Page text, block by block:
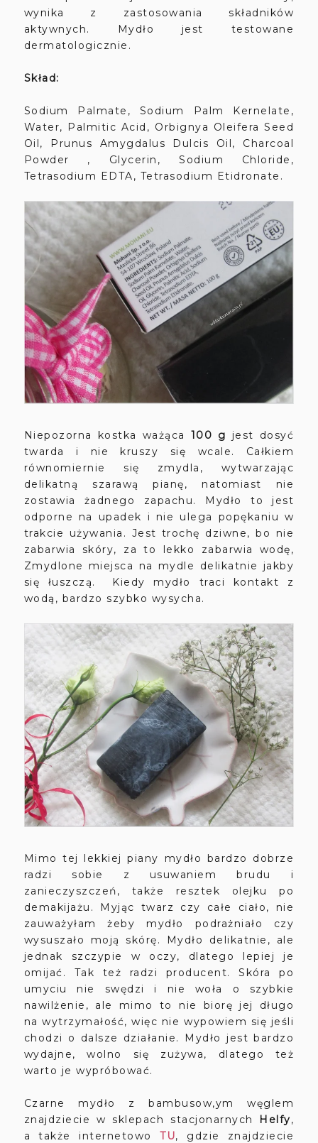
wynika z zastosowania składników
aktywnych.
Mydło jest testowane
dermatologicznie.
Skład:
Sodium Palmate, Sodium Palm Kernelate,
Water, Palmitic Acid, Orbignya Oleifera Seed
Oil, Prunus Amygdalus Dulcis Oil, Charcoal
Powder , Glycerin, Sodium Chloride,
Tetrasodium EDTA, Tetrasodium Etidronate.
Niepozorna kostka ważąca 100 g jest dosyć
twarda i nie kruszy się wcale. Całkiem
równomiernie się zmydla, wytwarzając
delikatną szarawą pianę, natomiast nie
zostawia żadnego zapachu. Mydło to jest
odporne na upadek i nie ulega popękaniu w
trakcie używania. Jest trochę dziwne, bo nie
zabarwia skóry, za to lekko zabarwia wodę,
Zmydlone miejsca na mydle delikatnie jakby
się łuszczą. Kiedy mydło traci kontakt z
wodą, bardzo szybko wysycha.
Mimo tej lekkiej piany mydło bardzo dobrze
radzi sobie z usuwaniem brudu i
zanieczyszczeń, także resztek olejku po
demakijażu. Myjąc twarz czy całe ciało, nie
zauważyłam żeby mydło podrażniało czy
wysuszało moją skórę. Mydło delikatnie, ale
jednak szczypie w oczy, dlatego lepiej je
omijać. Tak też radzi producent. Skóra po
umyciu nie swędzi i nie woła o szybkie
nawilżenie, ale mimo to nie biorę jej długo
na wytrzymałość, więc nie wypowiem się jeśli
chodzi o dalsze działanie. Mydło jest bardzo
wydajne, wolno się zużywa, dlatego też
warto je wypróbować.
Czarne mydło z bambusow,ym węglem
znajdziecie w sklepach stacjonarnych Helfy,
a także internetowoTU, gdzie znajdziecie